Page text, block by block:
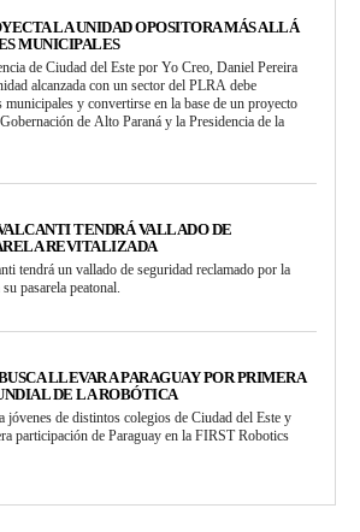
LA UNIDAD OPOSITORA MÁS ALLÁ
MUNICIPALES
de Ciudad del Este por Yo Creo, Daniel Pereira
alcanzada con un sector del PLRA debe
municipales y convertirse en la base de un proyecto
de Alto Paraná y la Presidencia de la
TENDRÁ VALLADO DE
REVITALIZADA
tendrá un vallado de seguridad reclamado por la
pasarela peatonal.
LLEVAR A PARAGUAY POR PRIMERA
DE LA ROBÓTICA
jóvenes de distintos colegios de Ciudad del Este y
participación de Paraguay en la FIRST Robotics